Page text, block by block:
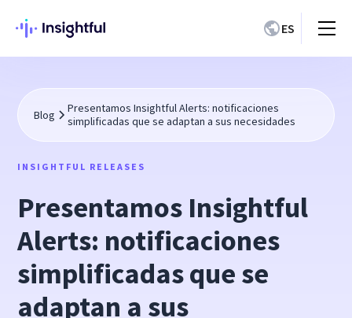
ES
Blog
Presentamos Insightful Alerts: notificaciones
simplificadas que se adaptan a sus necesidades
INSIGHTFUL RELEASES
Presentamos Insightful
Alerts: notificaciones
simplificadas que se
adaptan a sus